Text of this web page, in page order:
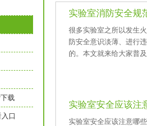
载
口
实验室消防安全规
很多实验室之所以发生
防安全意识淡薄、进行
的。本文就来给大家普
实验室安全应该注
实验室安全应该注意哪些方